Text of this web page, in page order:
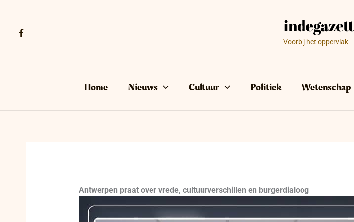
Voorbij het oppervlak
Home Nieuws Cultuur Politiek Wetenschap
Antwerpen praat over vrede, cultuurverschillen en burgerdialoog